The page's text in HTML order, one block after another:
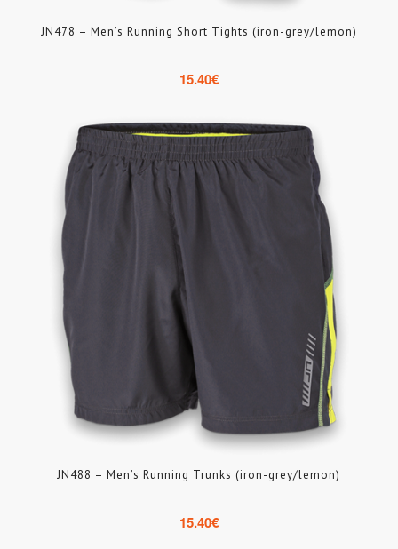
JN478 – Men’s Running Short Tights (iron-grey/lemon)
15.40€
JN488 – Men’s Running Trunks (iron-grey/lemon)
15.40€